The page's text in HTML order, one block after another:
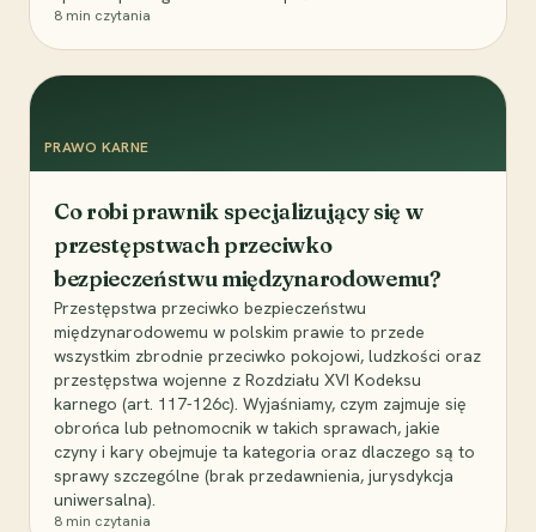
8 min czytania
PRAWO KARNE
Co robi prawnik specjalizujący się w
przestępstwach przeciwko
bezpieczeństwu międzynarodowemu?
Przestępstwa przeciwko bezpieczeństwu
międzynarodowemu w polskim prawie to przede
wszystkim zbrodnie przeciwko pokojowi, ludzkości oraz
przestępstwa wojenne z Rozdziału XVI Kodeksu
karnego (art. 117-126c). Wyjaśniamy, czym zajmuje się
obrońca lub pełnomocnik w takich sprawach, jakie
czyny i kary obejmuje ta kategoria oraz dlaczego są to
sprawy szczególne (brak przedawnienia, jurysdykcja
uniwersalna).
8 min czytania